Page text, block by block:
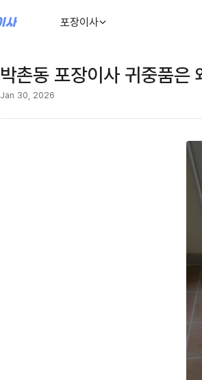
포장이사
박촌동 포장이사 귀중품은
Jan 30, 2026